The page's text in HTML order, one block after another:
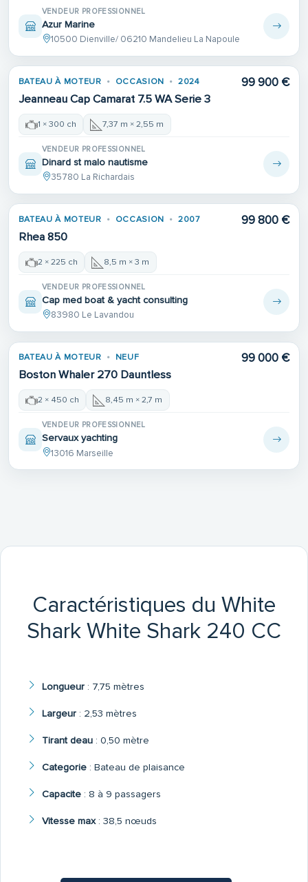
VENDEUR PROFESSIONNEL
Azur Marine
10500 Dienville/ 06210 Mandelieu La Napoule
BATEAU À MOTEUR OCCASION 2024
Jeanneau Cap Camarat 7.5 WA Serie 3
99 900 €
1 × 300 ch 7,37 m × 2,55 m
VENDEUR PROFESSIONNEL
Dinard st malo nautisme
35780 La Richardais
BATEAU À MOTEUR OCCASION 2007
Rhea 850
99 800 €
2 × 225 ch 8,5 m × 3 m
VENDEUR PROFESSIONNEL
Cap med boat & yacht consulting
83980 Le Lavandou
BATEAU À MOTEUR NEUF
Boston Whaler 270 Dauntless
99 000 €
2 × 450 ch 8,45 m × 2,7 m
VENDEUR PROFESSIONNEL
Servaux yachting
13016 Marseille
Caractéristiques du White
Shark White Shark 240 CC
Longueur: 7,75 mètres
Largeur: 2,53 mètres
Tirant deau: 0,50 mètre
Categorie: Bateau de plaisance
Capacite: 8 à 9 passagers
Vitesse max: 38,5 nœuds